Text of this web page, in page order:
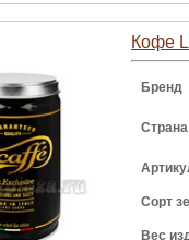
Кофе
Бренд
Сорт
Вес